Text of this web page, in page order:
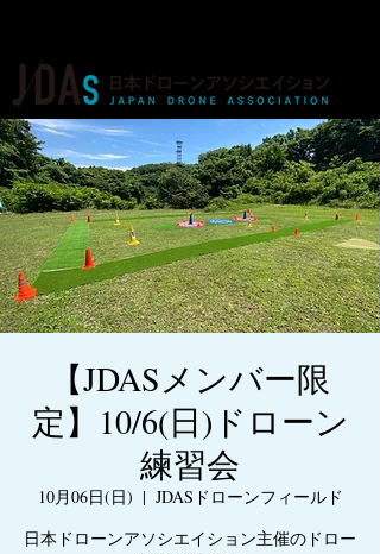
【JDASメンバー限
定】10/6(日)ドローン
練習会
10月06日(日)
  |
JDASドローンフィールド
日本ドローンアソシエイション主催のドロー